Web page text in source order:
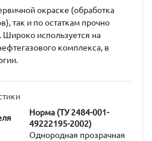
окраске (обработка
так и по остаткам прочно
используется на
комплекса, в
Норма (ТУ 2484-001-
49222195-2002)
Однородная прозрачная